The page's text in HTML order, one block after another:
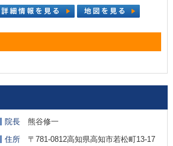
院長熊谷修一
住所〒781-0812高知県高知市若松町13-17